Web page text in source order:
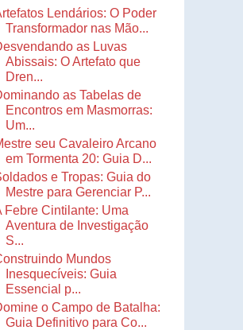
Lendários: O Poder
Transformador nas Mão...
as Luvas
Abissais: O Artefato que
Dren...
as Tabelas de
Encontros em Masmorras:
Um...
seu Cavaleiro Arcano
em Tormenta 20: Guia D...
e Tropas: Guia do
Mestre para Gerenciar P...
Febre Cintilante: Uma
Aventura de Investigação
S...
Mundos
Inesquecíveis: Guia
Essencial p...
o Campo de Batalha:
Guia Definitivo para Co...